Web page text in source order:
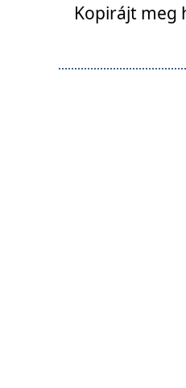
Kopirájt meg